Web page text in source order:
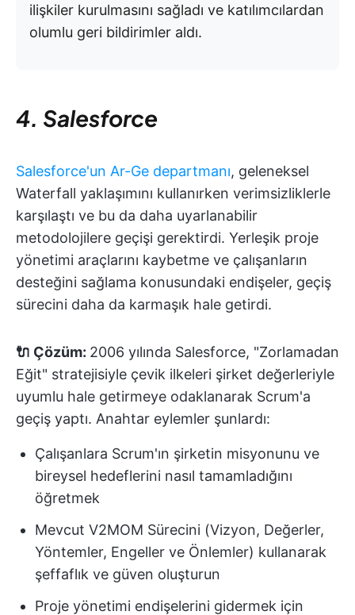
ilişkiler kurulmasını sağladı ve katılımcılardan
olumlu geri bildirimler aldı.
4. Salesforce
Salesforce'un Ar-Ge departmanı, geleneksel
Waterfall yaklaşımını kullanırken verimsizliklerle
karşılaştı ve bu da daha uyarlanabilir
metodolojilere geçişi gerektirdi. Yerleşik proje
yönetimi araçlarını kaybetme ve çalışanların
desteğini sağlama konusundaki endişeler, geçiş
sürecini daha da karmaşık hale getirdi.
🔌 Çözüm: 2006 yılında Salesforce, "Zorlamadan
Eğit" stratejisiyle çevik ilkeleri şirket değerleriyle
uyumlu hale getirmeye odaklanarak Scrum'a
geçiş yaptı. Anahtar eylemler şunlardı:
Çalışanlara Scrum'ın şirketin misyonunu ve
bireysel hedeflerini nasıl tamamladığını
öğretmek
Mevcut V2MOM Sürecini (Vizyon, Değerler,
Yöntemler, Engeller ve Önlemler) kullanarak
şeffaflık ve güven oluşturun
Proje yönetimi endişelerini gidermek için